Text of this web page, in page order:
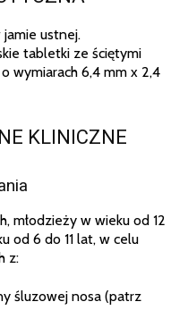
ustnej.
tabletki ze ściętymi
wymiarach 6,4 mm x 2,4
KLINICZNE
młodzieży w wieku od 12
od 6 do 11 lat, w celu
z:
śluzowej nosa (patrz